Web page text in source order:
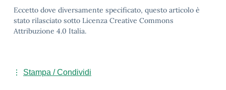
Eccetto dove diversamente specificato, questo articolo è
stato rilasciato sotto Licenza Creative Commons
Attribuzione 4.0 Italia.
Stampa / Condividi